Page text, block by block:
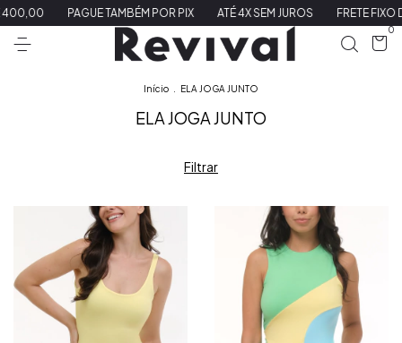
PAGUE TAMBÉM POR PIX ATÉ 4X SEM JUROS FRETE FIXO
0
Início ELA JOGA JUNTO
ELA JOGA JUNTO
Filtrar